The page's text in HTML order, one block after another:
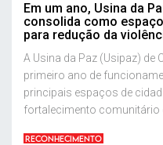
Em um ano, Usina da
consolida como
para redução da
A Usina da Paz (Usipaz) de
primeiro ano de
principais espaços de
fortalecimento comunitário
RECONHECIMENTO